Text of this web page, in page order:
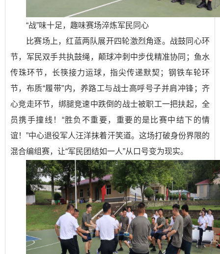
“战”味十足，趣味赛场淬炼军民同心
比赛场上，红蓝两队展开四轮激烈角逐。战鼓同心环
节，军民双手共执鼓绳，颠球冲刺中步伐精准协同；鱼水
传珠环节，长筷接力运球，指尖传递默契；钢铁车轮环
节，布质“履带”内，养路工与战士高呼号子并肩冲锋；齐
心竞走环节，绑腿竞速中跌倒的战士被职工一把扶起，全
员携手撞线！“胜负不重要，重要的是比赛中结下的情
谊！”中心退役军人汪洋抹着汗笑道。这场打破身份界限的
混合编组赛，让“军民团结如一人”从口号变为现实。